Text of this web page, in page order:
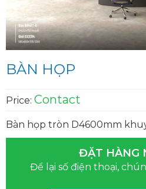
BÀN HỌP
Price: Contact
Bàn họp tròn D4600mm
ĐẶT HÀNG
Để lại số điện thoại,